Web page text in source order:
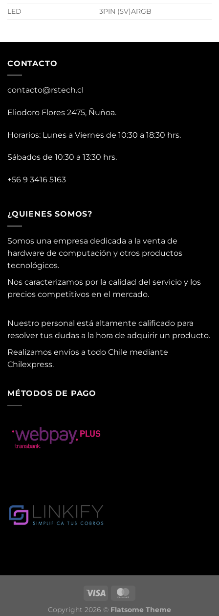
LED
3PIN (5V)ARGB
CONTACTO
contacto@rstech.cl
Eliodoro Flores 2475, Ñuñoa.
Horarios: Lunes a Viernes de 10:30 a 18:30 hrs.
Sábados de 10:30 a 13:30 hrs.
+56 9 3416 5163
¿QUIENES SOMOS?
Somos una empresa dedicada a la venta de
hardware de computación y otros productos
tecnológicos.
Nos caracterizamos por la calidad del servicio y los
precios competitivos en el mercado.
Nuestro personal está altamente calificado para
resolver tus dudas a la hora de adquirir un producto.
Realizamos envíos a todo Chile mediante
Chilexpress.
MÉTODOS DE PAGO
Copyright 2026 © Flatsome Theme